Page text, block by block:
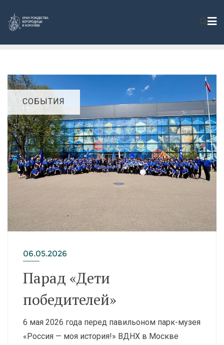
СОБЫТИЯ
06.05.2026
Парад «Дети
победителей»
6 мая 2026 года перед павильоном парк-музея
«Россия — моя история!» ВДНХ в Москве